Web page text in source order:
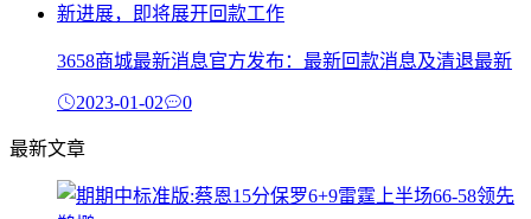
3658商城最新消息官方发布：最新回款消息及清退最新
2023-01-02 0
最新文章